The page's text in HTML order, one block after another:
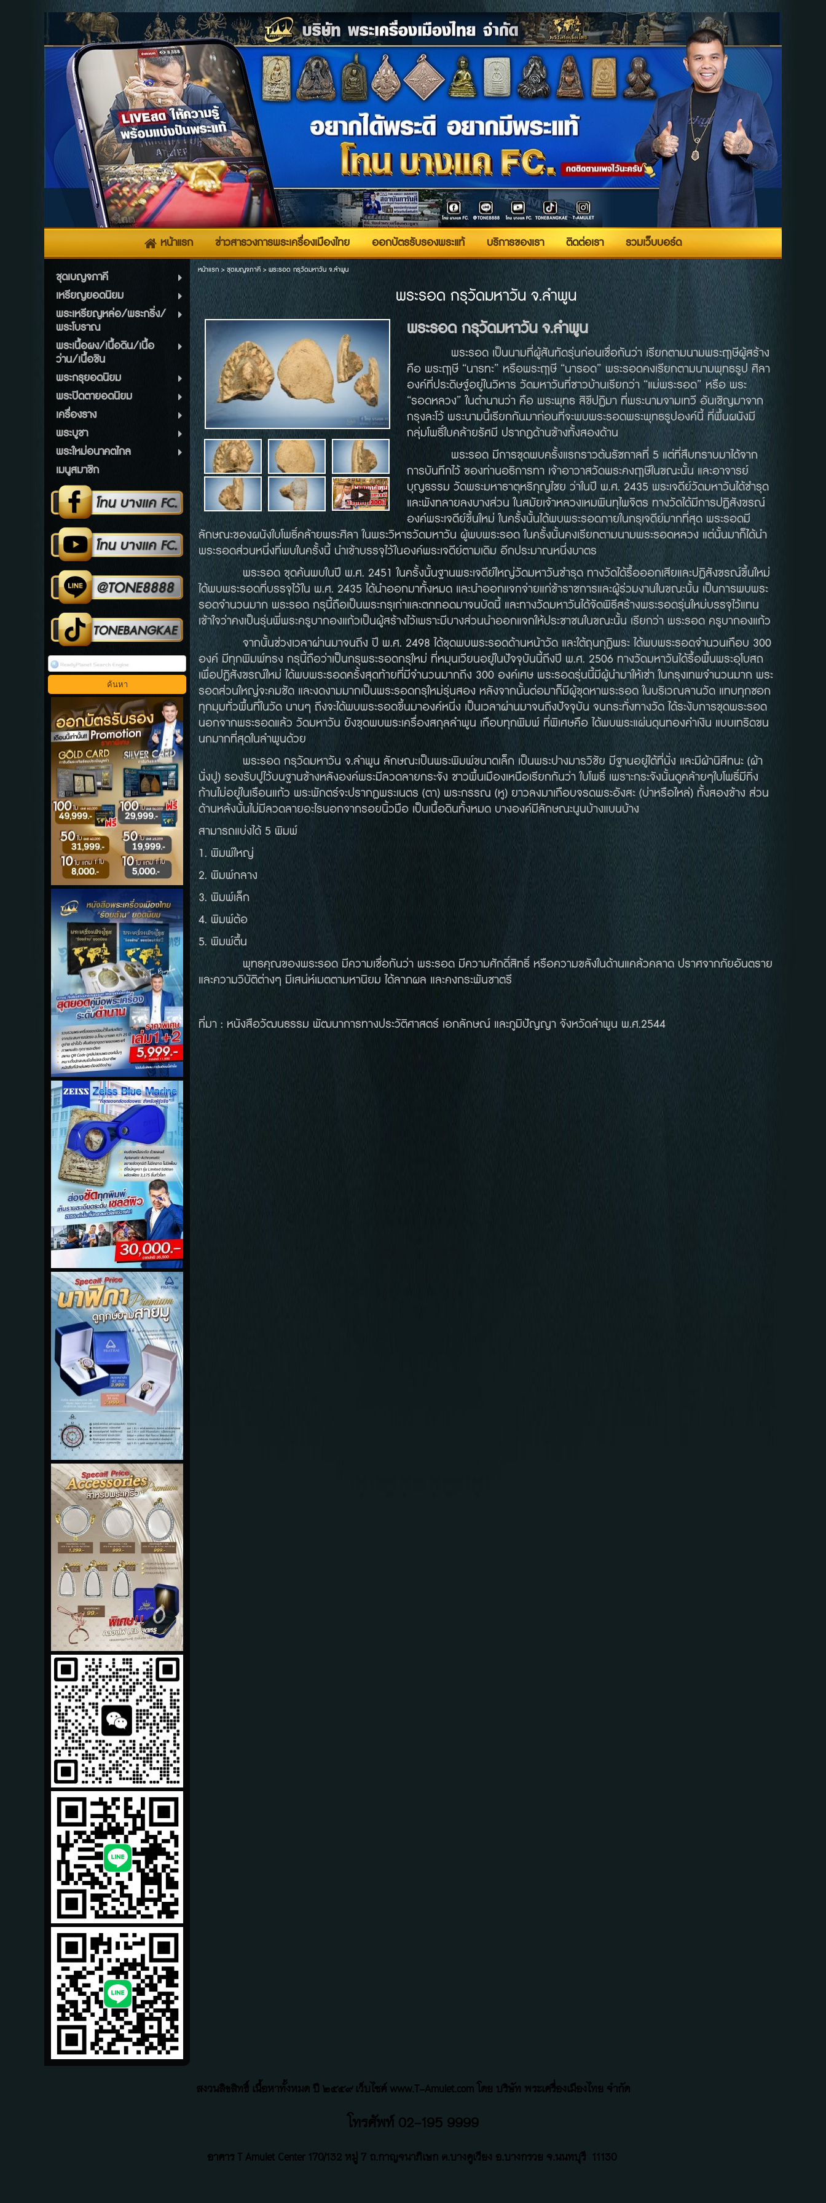
หน้าแรก ข่าวสารวงการพระเครื่องเมืองไทย ออกบัตรรับรองพระแท้ บริการของเรา ติดต่อเรา รวมเว็บบอร์ด
ชุดเบญจภาคี
เหรียญยอดนิยม
พระเหรียญหล่อ/พระกริ่ง/
พระโบราณ
พระเนื้อผง/เนื้อดิน/เนื้อ
ว่าน/เนื้อชิน
พระกรุยอดนิยม
พระปิดตายอดนิยม
เครื่องราง
พระบูชา
พระใหม่อนาคตไกล
เมนูสมาชิก
หน้าแรก> ชุดเบญจภาคี>พระรอด กรุวัดมหาวัน จ.ลำพูน
พระรอด กรุวัดมหาวัน จ.ลำพูน
พระรอดกรุวัดมหาวันจ.ลำพูน
พระรอด เป็นนามที่ผู้สันทัดรุ่นก่อนเชื่อกันว่า เรียกตามนามพระฤาษีผู้สร้าง
คือ พระฤาษี “นารทะ” หรือพระฤาษี “นารอด” พระรอดคงเรียกตามนามพุทธรูป ศิลา
องค์ที่ประดิษฐ์อยู่ในวิหาร วัดมหาวันที่ชาวบ้านเรียกว่า “แม่พระรอด” หรือ พระ
“รอดหลวง” ในตำนานว่า คือ พระพุทธ สิขีปฏิมา ที่พระนามจามเทวี อันเชิญมาจาก
กรุงละโว้ พระนามนี้เรียกกันมาก่อนที่จะพบพระรอดพระพุทธรูปองค์นี้ ที่พื้นผนังมี
กลุ่มโพธิ์ใบคล้ายรัศมี ปรากฏด้านข้างทั้งสองด้าน
พระรอด มีการขุดพบครั้งแรกราวต้นรัชกาลที่ 5 แต่ที่สืบทราบมาได้จาก
การบันทึกไว้ ของท่านอธิการทา เจ้าอาวาสวัดพระคงฤาษีในขณะนั้น และอาจารย์
บุญธรรม วัดพระมหาธาตุหริภุญไชย ว่าในปี พ.ศ. 2435 พระเจดีย์วัดมหาวันได้ชำรุด
และพังทลายลงบางส่วน ในสมัยเจ้าหลวงเหมพินทุไพจิตร ทางวัดได้มีการปฏิสังขรณ์
องค์พระเจดีย์ขึ้นใหม่ ในครั้งนั้นได้พบพระรอดภายในกรุเจดีย์มากที่สุด พระรอดมี
ลักษณะของผนังใบโพธิ์คล้ายพระศิลา ในพระวิหารวัดมหาวัน ผู้พบพระรอด ในครั้งนั้นคงเรียกตามนามพระรอดหลวง แต่นั้นมาก็ได้นำ
พระรอดส่วนหนึ่งที่พบในครั้งนี้ นำเข้าบรรจุไว้ในองค์พระเจดีย์ตามเดิม อีกประมาณหนึ่งบาตร
พระรอด ขุดค้นพบในปี พ.ศ. 2451 ในครั้งนั้นฐานพระเจดีย์ใหญ่วัดมหาวันชำรุด ทางวัดได้รื้อออกเสียและปฏิสังขรณ์ขึ้นใหม่
ได้พบพระรอดที่บรรจุไว้ใน พ.ศ. 2435 ได้นำออกมาทั้งหมด และนำออกแจกจ่ายแก่ข้าราชการและผู้ร่วมงานในขณะนั้น เป็นการพบพระ
รอดจำนวนมาก พระรอด กรุนี้ถือเป็นพระกรุเก่าและตกทอดมาจนบัดนี้ และทางวัดมหาวันได้จัดพิธีสร้างพระรอดรุ่นใหม่บรรจุไว้แทน
เข้าใจว่าคงเป็นรุ่นพี่พระครูบากองแก้วเป็นผู้สร้างไว้เพราะมีบางส่วนนำออกแจกให้ประชาชนในขณะนั้น เรียกว่า พระรอด ครูบากองแก้ว
จากนั้นช่วงเวลาผ่านมาจนถึง ปี พ.ศ. 2498 ได้ขุดพบพระรอดด้านหน้าวัด และใต้ถุนกุฏิพระ ได้พบพระรอดจำนวนเกือบ 300
องค์ มีทุกพิมพ์ทรง กรุนี้ถือว่าเป็นกรุพระรอดกรุใหม่ ที่หมุนเวียนอยู่ในปัจจุบันนี้ถึงปี พ.ศ. 2506 ทางวัดมหาวันได้รื้อพื้นพระอุโบสถ
เพื่อปฏิสังขรณ์ใหม่ ได้พบพระรอดครั้งสุดท้ายที่มีจำนวนมากถึง 300 องค์เศษ พระรอดรุ่นนี้มีผู้นำมาให้เช่า ในกรุงเทพจำนวนมาก พระ
รอดส่วนใหญ่จะคมชัด และงดงามมากเป็นพระรอดกรุใหม่รุ่นสอง หลังจากนั้นต่อมาก็มีผู้ขุดหาพระรอด ในบริเวณลานวัด แทบทุกซอก
ทุกมุมทั่วพื้นที่ในวัด นานๆ ถึงจะได้พบพระรอดขึ้นมาองค์หนึ่ง เป็นเวลาผ่านมาจนถึงปัจจุบัน จนกระทั่งทางวัด ได้ระงับการขุดพระรอด
นอกจากพระรอดแล้ว วัดมหาวัน ยังขุดพบพระเครื่องสกุลลำพูน เกือบทุกพิมพ์ ที่พิเศษคือ ได้พบพระแผ่นดุนทองคำเงิน แบบเทริดขน
นกมากที่สุดในลำพูนด้วย
พระรอด กรุวัดมหาวัน จ.ลำพูน ลักษณะเป็นพระพิมพ์ขนาดเล็ก เป็นพระปางมารวิชัย มีฐานอยู่ใต้ที่นั่ง และมีผ้านิสีทนะ (ผ้า
นั่งปู) รองรับปูไว้บนฐานข้างหลังองค์พระมีลวดลายกระจัง ชาวพื้นเมืองเหนือเรียกกันว่า ใบโพธิ์ เพราะกระจังนั้นดูคล้ายๆใบโพธิ์มีกิ่ง
ก้านไม่อยู่ในเรือนแก้ว พระพักตร์จะปรากฏพระเนตร (ตา) พระกรรณ (หู) ยาวลงมาเกือบจรดพระอังสะ (บ่าหรือไหล่) ทั้งสองข้าง ส่วน
ด้านหล้งนั้นไม่มีลวดลายอะไรนอกจากรอยนิ้วมือ เป็นเนื้อดินทั้งหมด บางองค์มีลักษณะนูนบ้างแบนบ้าง
สามารถแบ่งได้ 5 พิมพ์
1. พิมพ์ใหญ่
2. พิมพ์กลาง
3. พิมพ์เล็ก
4. พิมพ์ต้อ
5. พิมพ์ตื้น
พุทธคุณของพระรอด มีความเชื่อกันว่า พระรอด มีความศักดิ์สิทธิ์ หรือความขลังในด้านแคล้วคลาด ปราศจากภัยอันตราย
และความวิบัติต่างๆ มีเสน่ห์เมตตามหานิยม ได้ลาภผล และคงกระพันชาตรี
ที่มา : หนังสือวัฒนธรรม พัฒนาการทางประวัติศาสตร์ เอกลักษณ์ และภูมิปัญญา จังหวัดลำพูน พ.ศ.2544
สงวนลิขสิทธิ์ เนื้อหาทั้งหมด ปี ๒๕๕๙ เว็บไซค์ www.T-Amulet.com โดย บริษัท พระเครื่องเมืองไทย จำกัด
โทรศัพท์ 02-195 9999
อาคาร T Amulet Center170/132 หมู่ 7 ถ.กาญจนาภิเษก ต.บางคูเวียง อ.บางกรวย จ.นนทบุรี 11130